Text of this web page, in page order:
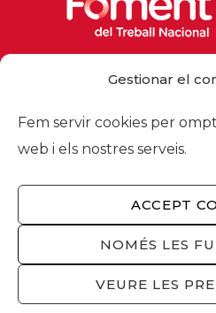
Gestionar el
Fem servir cookies per
web i els nostres serveis.
ACCEPT
NOMÉS LES
VEURE LES
foment@foment.com
© 2026 - Foment del
Nosaltres
privacitat/ Política
xarxes